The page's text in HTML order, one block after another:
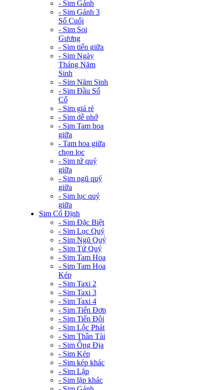
- Sim Gánh
- Sim Gánh 3
Số Cuối
- Sim Soi
Gương
- Sim tiến giữa
- Sim Ngày
Tháng Năm
Sinh
- Sim Năm Sinh
- Sim Đầu Số
Cổ
- Sim giá rẻ
- Sim dễ nhớ
- Sim Tam hoa
giữa
- Tam hoa giữa
chọn lọc
- Sim tứ quý
giữa
- Sim ngũ quý
giữa
- Sim lục quý
giữa
Sim Cố Định
- Sim Đặc Biệt
- Sim Lục Quý
- Sim Ngũ Quý
- Sim Tứ Quý
- Sim Tam Hoa
- Sim Tam Hoa
Kép
- Sim Taxi 2
- Sim Taxi 3
- Sim Taxi 4
- Sim Tiến Đơn
- Sim Tiến Đôi
- Sim Lộc Phát
- Sim Thần Tài
- Sim Ông Địa
- Sim Kép
- Sim kép khác
- Sim Lặp
- Sim lặp khác